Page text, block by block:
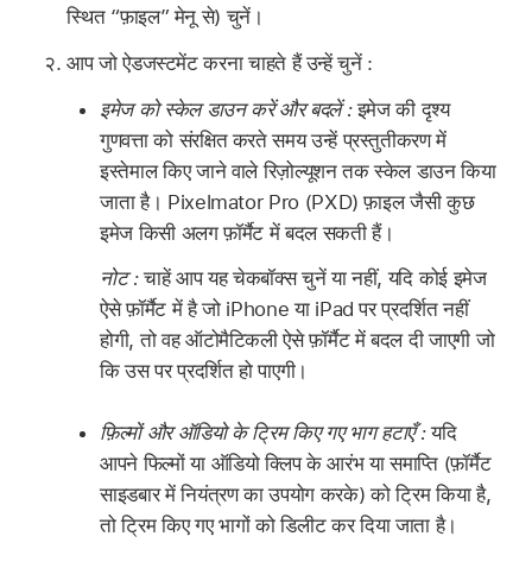
स्थित “फ़ाइल” मेनू से) चुनें।
आप जो ऐडजस्टमेंट करना चाहते हैं उन्हें चुनें :
इमेज को स्केल डाउन करें और बदलें :इमेज की दृश्य
गुणवत्ता को संरक्षित करते समय उन्हें प्रस्तुतीकरण में
इस्तेमाल किए जाने वाले रिज़ोल्यूशन तक स्केल डाउन किया
जाता है। Pixelmator Pro (PXD) फ़ाइल जैसी कुछ
इमेज किसी अलग फ़ॉर्मैट में बदल सकती हैं।
नोट :चाहें आप यह चेकबॉक्स चुनें या नहीं, यदि कोई इमेज
ऐसे फ़ॉर्मैट में है जो iPhone या iPad पर प्रदर्शित नहीं
होगी, तो वह ऑटोमैटिकली ऐसे फ़ॉर्मैट में बदल दी जाएगी जो
कि उस पर प्रदर्शित हो पाएगी।
फ़िल्मों और ऑडियो के ट्रिम किए गए भाग हटाएँ :यदि
आपने फिल्मों या ऑडियो क्लिप के आरंभ या समाप्ति (फ़ॉर्मैट
साइडबार में नियंत्रण का उपयोग करके) को ट्रिम किया है,
तो ट्रिम किए गए भागों को डिलीट कर दिया जाता है।